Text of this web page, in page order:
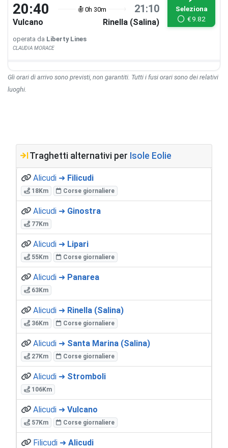
20:40 0h 30m 21:10
Vulcano Rinella (Salina)
Seleziona
€9.82
operata da Liberty Lines
CLAUDIA MORACE
Gli orari di arrivo sono previsti, non garantiti. Tutti i fusi orari sono dei relativi
luoghi.
Traghetti alternativi per Isole Eolie
Alicudi ➜ Filicudi
18Km Corse giornaliere
Alicudi ➜ Ginostra
77Km
Alicudi ➜ Lipari
55Km Corse giornaliere
Alicudi ➜ Panarea
63Km
Alicudi ➜ Rinella (Salina)
36Km Corse giornaliere
Alicudi ➜ Santa Marina (Salina)
27Km Corse giornaliere
Alicudi ➜ Stromboli
106Km
Alicudi ➜ Vulcano
57Km Corse giornaliere
Filicudi ➜ Alicudi